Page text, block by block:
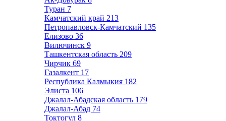
Туран 7
Камчатский край 213
Петропавловск-Камчатский 135
Елизово 36
Вилючинск 9
Ташкентская область 209
Чирчик 69
Газалкент 17
Республика Калмыкия 182
Элиста 106
Джалал-Абадская область 179
Джалал-Абад 74
Токтогул 8